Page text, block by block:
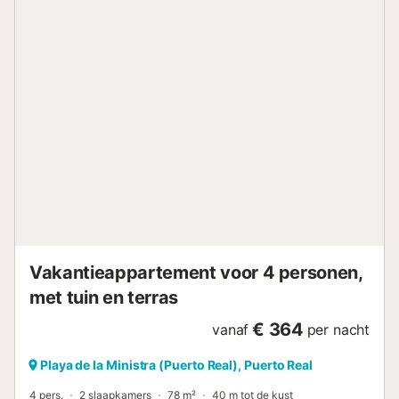
Vakantieappartement voor 4 personen,
met tuin en terras
vanaf € 364 per nacht
Playa de la Ministra (Puerto Real), Puerto Real
4 pers. 2 slaapkamers 78 m² 40 m tot de kust